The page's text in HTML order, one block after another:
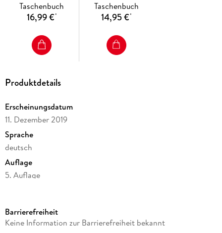
DEUTSCHLAND
Über Grenzen
Die Autoren
Von einer, die fährt, und einem, der filmt
Taschenbuch
16,99 €*
Taschenbuch
14,95 €*
Produktdetails
Erscheinungsdatum
11. Dezember 2019
Sprache
deutsch
Auflage
5. Auflage
Reihe
Barrierefreiheit
Keine Information zur Barrierefreiheit bekannt